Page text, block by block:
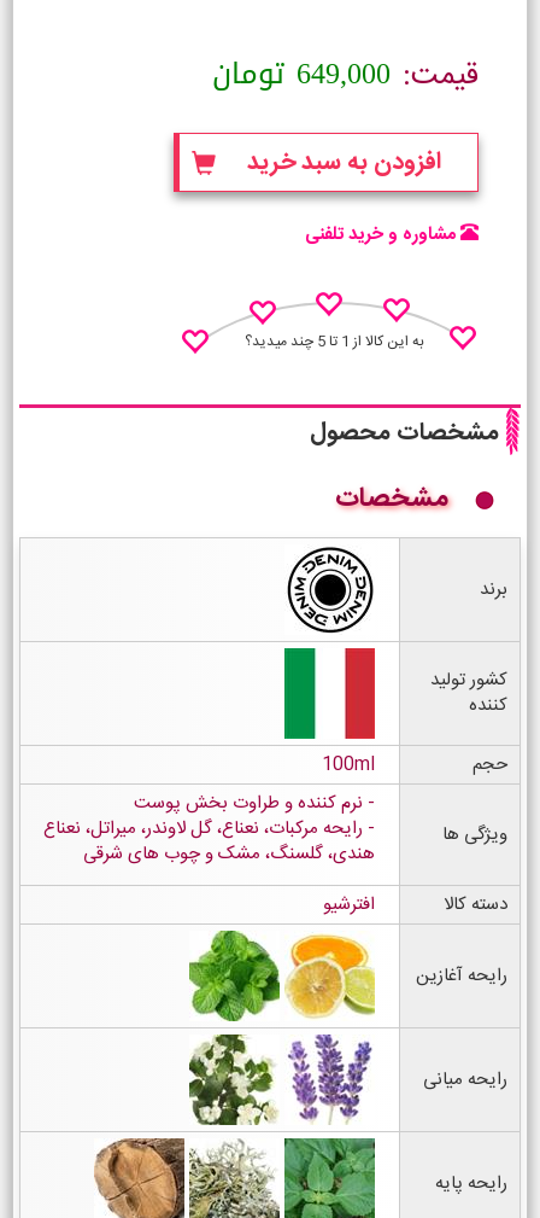
قیمت: 649,000 تومان
افزودن به سبد خرید
مشاوره و خرید تلفنی
به این کالا از 1 تا 5 چند میدید؟
مشخصات محصول
مشخصات
برند
کشور تولید
کننده
حجم
100ml
ویژگی ها
نرم کننده و طراوت بخش پوست
رایحه مرکبات، نعناع، گل لاوندر، میراتل، نعناع
هندی، گلسنگ، مشک و چوب های شرقی
دسته کالا
افترشیو
رایحه آغازین
رایحه میانی
رایحه پایه